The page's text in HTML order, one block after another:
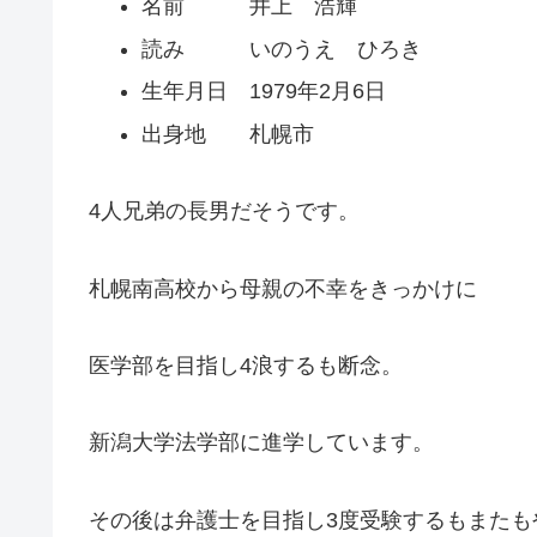
名前 井上 浩輝
読み いのうえ ひろき
生年月日 1979年2月6日
出身地 札幌市
4人兄弟の長男だそうです。
札幌南高校から母親の不幸をきっかけに
医学部を目指し4浪するも断念。
新潟大学法学部に進学しています。
その後は弁護士を目指し3度受験するもまた